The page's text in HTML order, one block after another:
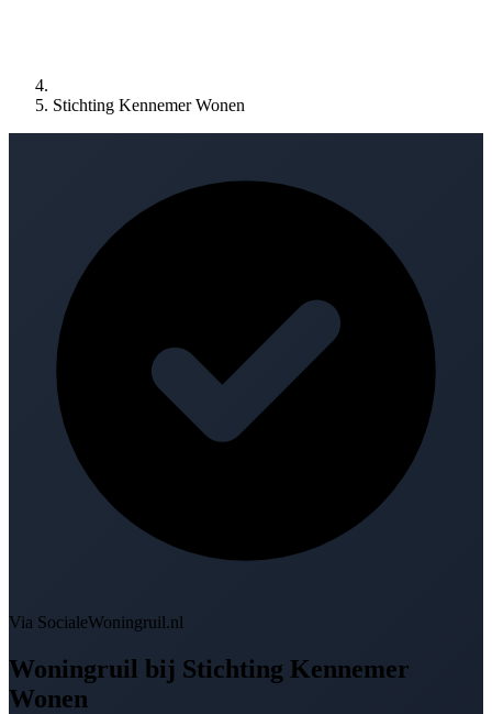
Stichting Kennemer Wonen
Via SocialeWoningruil.nl
Woningruil bij Stichting Kennemer
Wonen